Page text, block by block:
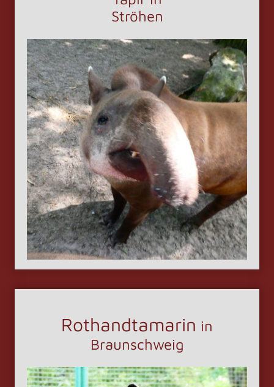
Ströhen
Rothandtamarin in
Braunschweig